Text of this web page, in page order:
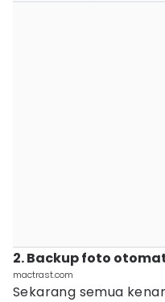
2. Backup foto
mactrast.com
Sekarang semua